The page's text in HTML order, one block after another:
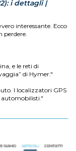
i dettagli |
interessante. Ecco
perdere.
e le reti di
di Hymer."
I localizzatori GPS